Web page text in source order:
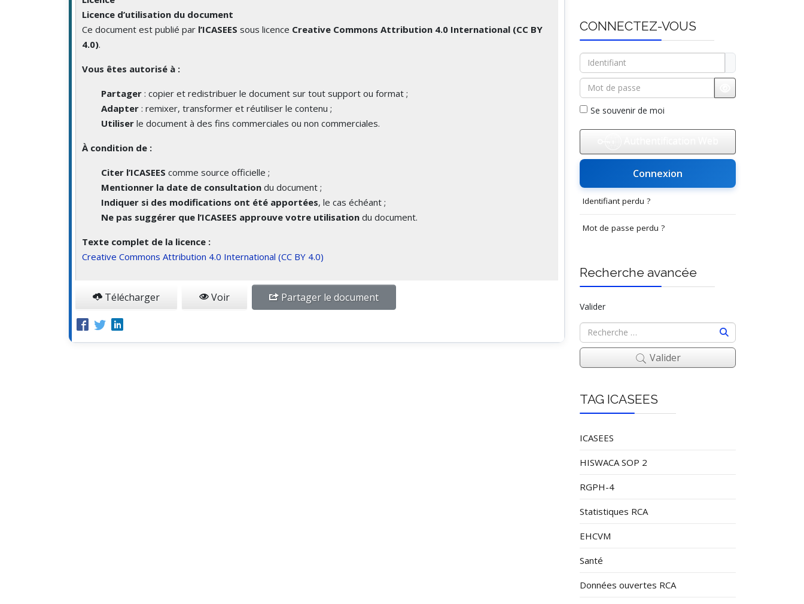
Licence d’utilisation du document
Ce document est publié par l’ICASEES sous licence Creative Commons Attribution 4.0 International (CC BY
4.0).
Vous êtes autorisé à :
Partager : copier et redistribuer le document sur tout support ou format ;
Adapter : remixer, transformer et réutiliser le contenu ;
Utiliser le document à des fins commerciales ou non commerciales.
À condition de :
Citer l’ICASEES comme source officielle ;
Mentionner la date de consultation du document ;
Indiquer si des modifications ont été apportées, le cas échéant ;
Ne pas suggérer que l’ICASEES approuve votre utilisation du document.
Texte complet de la licence :
Creative Commons Attribution 4.0 International (CC BY 4.0)
Télécharger Voir Partager le document
CONNECTEZ-VOUS
Identifiant
Mot de passe
Afficher le mot
Se souvenir de moi
Connexion
Identifiant perdu ?
Mot de passe perdu ?
Recherche avancée
Valider
Valider
TAG ICASEES
ICASEES
HISWACA SOP 2
RGPH-4
Statistiques RCA
EHCVM
Santé
Données ouvertes RCA